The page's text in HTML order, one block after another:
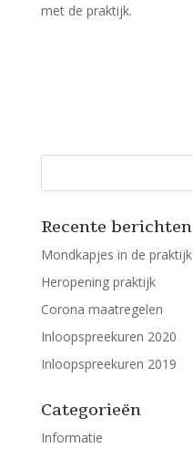
met de praktijk.
Recente berichten
Mondkapjes in de praktijk
Heropening praktijk
Corona maatregelen
Inloopspreekuren 2020
Inloopspreekuren 2019
Categorieën
Informatie